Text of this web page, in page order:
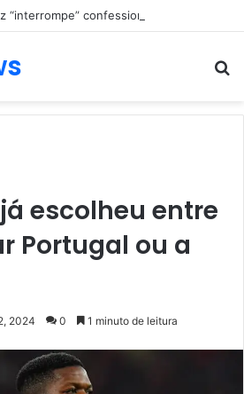
“interrompe” confessionário
escolheu entre
Portugal ou a
2024 0 1 minuto de leitura